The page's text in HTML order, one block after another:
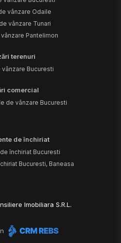
vânzare Odaile
vânzare Tunari
Pantelimon
terenuri
vânzare Bucuresti
comercial
de vânzare Bucuresti
de închiriat
închiriat Bucuresti
Bucuresti, Baneasa
Imobiliara S.R.L.